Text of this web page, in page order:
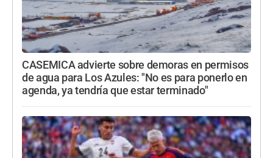
CASEMICA advierte sobre demoras en permisos
de agua para Los Azules: "No es para ponerlo en
agenda, ya tendría que estar terminado"